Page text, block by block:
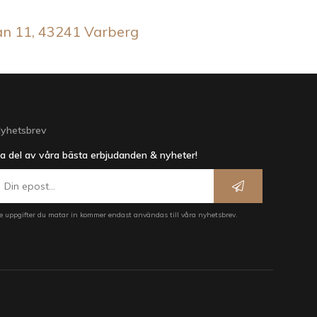
11, 43241 Varberg
del av våra bästa erbjudanden & nyheter!
uppgifter du matar in kommer endast användas till våra nyhetsbrev.